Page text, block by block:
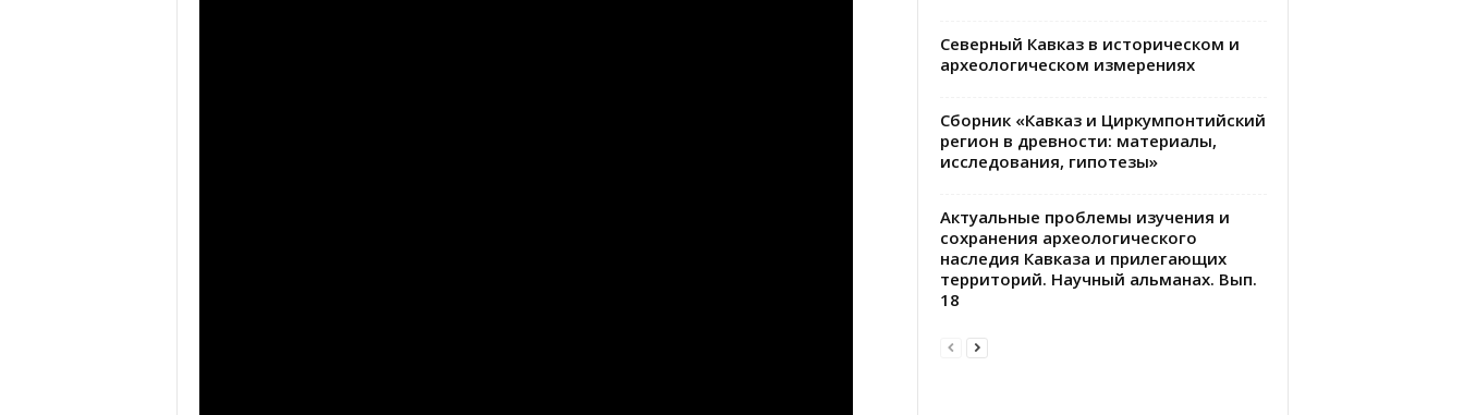
Северный Кавказ в историческом и
археологическом измерениях
Сборник «Кавказ и Циркумпонтийский
регион в древности: материалы,
исследования, гипотезы»
Актуальные проблемы изучения и
сохранения археологического
наследия Кавказа и прилегающих
территорий. Научный альманах. Вып.
18